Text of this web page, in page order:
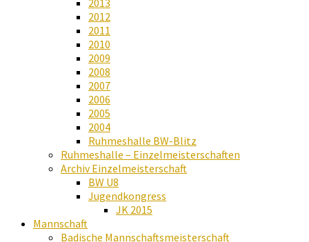
2013
2012
2011
2010
2009
2008
2007
2006
2005
2004
Ruhmeshalle BW-Blitz
Ruhmeshalle – Einzelmeisterschaften
Archiv Einzelmeisterschaft
BW U8
Jugendkongress
JK 2015
Mannschaft
Badische Mannschaftsmeisterschaft